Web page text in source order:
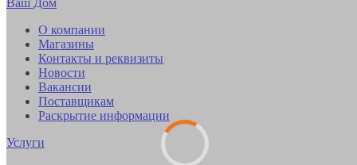
О компании
Магазины
Контакты и реквизиты
Новости
Вакансии
Поставщикам
Раскрытие информации
Услуги